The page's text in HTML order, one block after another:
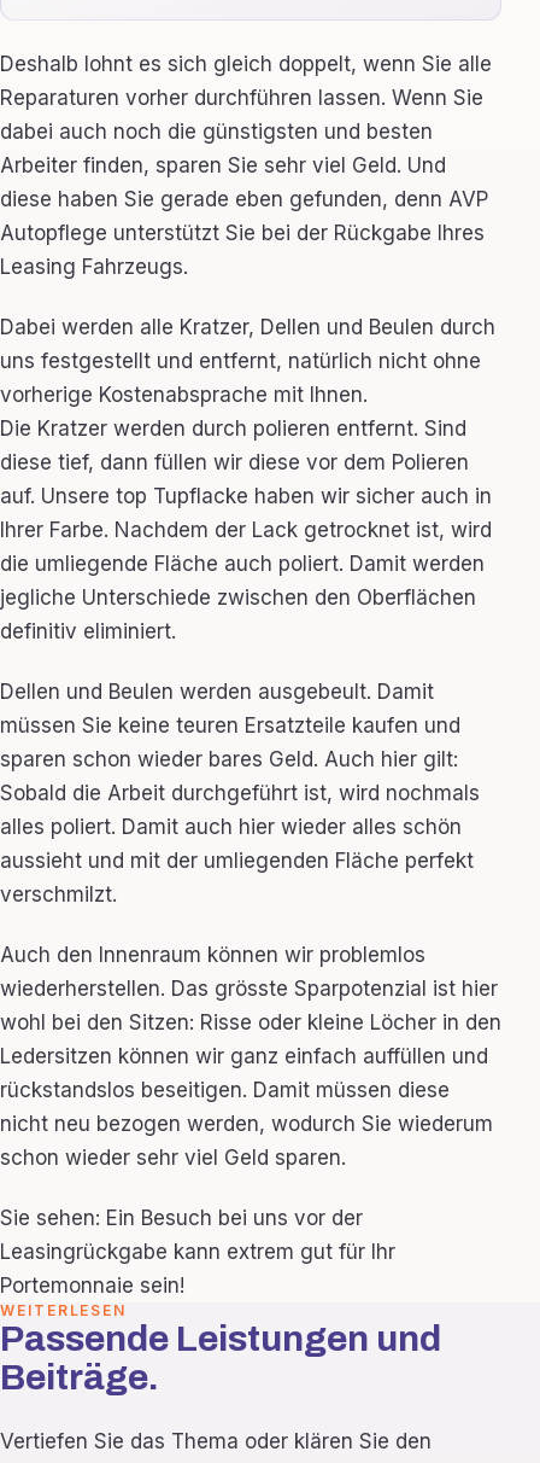
Deshalb lohnt es sich gleich doppelt, wenn Sie alle
Reparaturen vorher durchführen lassen. Wenn Sie
dabei auch noch die günstigsten und besten
Arbeiter finden, sparen Sie sehr viel Geld. Und
diese haben Sie gerade eben gefunden, denn AVP
Autopflege unterstützt Sie bei der Rückgabe Ihres
Leasing Fahrzeugs.
Dabei werden alle Kratzer, Dellen und Beulen durch
uns festgestellt und entfernt, natürlich nicht ohne
vorherige Kostenabsprache mit Ihnen.
Die Kratzer werden durch polieren entfernt. Sind
diese tief, dann füllen wir diese vor dem Polieren
auf. Unsere top Tupflacke haben wir sicher auch in
Ihrer Farbe. Nachdem der Lack getrocknet ist, wird
die umliegende Fläche auch poliert. Damit werden
jegliche Unterschiede zwischen den Oberflächen
definitiv eliminiert.
Dellen und Beulen werden ausgebeult. Damit
müssen Sie keine teuren Ersatzteile kaufen und
sparen schon wieder bares Geld. Auch hier gilt:
Sobald die Arbeit durchgeführt ist, wird nochmals
alles poliert. Damit auch hier wieder alles schön
aussieht und mit der umliegenden Fläche perfekt
verschmilzt.
Auch den Innenraum können wir problemlos
wiederherstellen. Das grösste Sparpotenzial ist hier
wohl bei den Sitzen: Risse oder kleine Löcher in den
Ledersitzen können wir ganz einfach auffüllen und
rückstandslos beseitigen. Damit müssen diese
nicht neu bezogen werden, wodurch Sie wiederum
schon wieder sehr viel Geld sparen.
Sie sehen: Ein Besuch bei uns vor der
Leasingrückgabe kann extrem gut für Ihr
Portemonnaie sein!
WEITERLESEN
Passende Leistungen und
Beiträge.
Vertiefen Sie das Thema oder klären Sie den